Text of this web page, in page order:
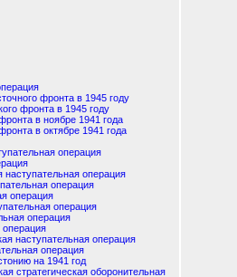
фронта в 1945 году
фронта в 1945 году
в ноябре 1941 года
в октябре 1941 года
операция
наступательная операция
операция
операция
операция
операция
операция
наступательная операция
операция
на 1941 год
стратегическая оборонительная